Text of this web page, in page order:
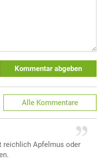
Kommentar abgeben
Alle Kommentare
reichlich Apfelmus oder